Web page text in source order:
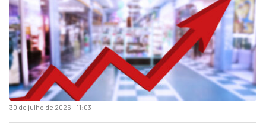
30 de julho de 2026 - 11:03